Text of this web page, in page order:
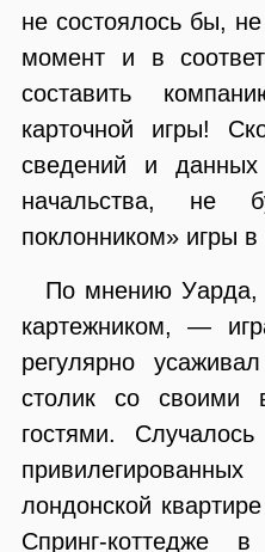
не состоялось бы,
момент и в
составить
карточной игры!
сведений и
начальства, не
поклонником» игры
По мнению
картежником, —
регулярно
столик со своими
гостями.
лондонской
Спринг-коттедже